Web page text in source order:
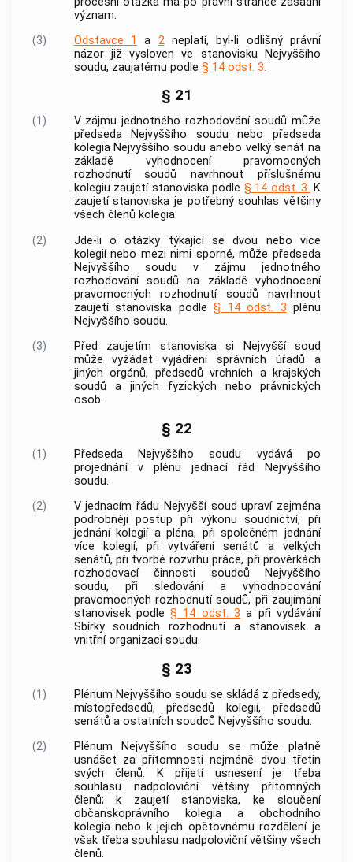
význam.
(3)
Odstavce 1 a 2neplatí, byl-li odlišný právní
názor již vysloven ve stanovisku Nejvyššího
soudu, zaujatému podle § 14 odst. 3.
§ 21
(1)
V zájmu jednotného rozhodování soudů může
předseda Nejvyššího soudu nebo předseda
kolegia Nejvyššího soudu anebo velký senát na
základě vyhodnocení pravomocných
rozhodnutí soudů navrhnout příslušnému
kolegiu zaujetí stanoviska podle § 14 odst. 3. K
zaujetí stanoviska je potřebný souhlas většiny
všech členů kolegia.
(2)
Jde-li o otázky týkající se dvou nebo více
kolegií nebo mezi nimi sporné, může předseda
Nejvyššího soudu v zájmu jednotného
rozhodování soudů na základě vyhodnocení
pravomocných rozhodnutí soudů navrhnout
zaujetí stanoviska podle § 14 odst. 3 plénu
Nejvyššího soudu.
(3)
Před zaujetím stanoviska si Nejvyšší soud
může vyžádat vyjádření správních úřadů a
jiných orgánů, předsedů vrchních a krajských
soudů a jiných fyzických nebo právnických
osob.
§ 22
(1)
Předseda Nejvyššího soudu vydává po
projednání v plénu jednací řád Nejvyššího
soudu.
(2)
V jednacím řádu Nejvyšší soud upraví zejména
podrobněji postup při výkonu soudnictví, při
jednání kolegií a pléna, při společném jednání
více kolegií, při vytváření senátů a velkých
senátů, při tvorbě rozvrhu práce, při prověrkách
rozhodovací činnosti soudců Nejvyššího
soudu, při sledování a vyhodnocování
pravomocných rozhodnutí soudů, při zaujímání
stanovisek podle§ 14 odst. 3 a při vydávání
Sbírky soudních rozhodnutí a stanovisek a
vnitřní organizaci soudu.
§ 23
(1)
Plénum Nejvyššího soudu se skládá z předsedy,
místopředsedů, předsedů kolegií, předsedů
senátů a ostatních soudců Nejvyššího soudu.
(2)
Plénum Nejvyššího soudu se může platně
usnášet za přítomnosti nejméně dvou třetin
svých členů. K přijetí usnesení je třeba
souhlasu nadpoloviční většiny přítomných
členů; k zaujetí stanoviska, ke sloučení
občanskoprávního kolegia a obchodního
kolegia nebo k jejich opětovnému rozdělení je
však třeba souhlasu nadpoloviční většiny všech
členů.